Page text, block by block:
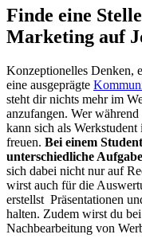
Finde eine
Marketing auf
Konzeptionelles Denken,
eine ausgeprägte
steht dir nichts mehr im
anzufangen. Wer
kann sich als
freuen. Bei einem
unterschiedliche
sich dabei nicht nur auf
wirst auch für die
erstellst Präsentationen
halten. Zudem wirst du
Nachbearbeitung von